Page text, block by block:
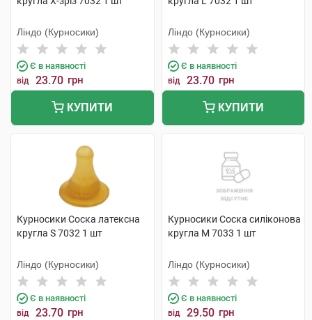
Ліндо (Курносики)
Є в наявності
від 23.70 грн
КУПИТИ
Ліндо (Курносики)
Є в наявності
від 23.70 грн
КУПИТИ
Курносики Соска латексна
кругла S 7032 1 шт
Ліндо (Курносики)
Є в наявності
від 23.70 грн
Курносики Соска силіконова
кругла M 7033 1 шт
Ліндо (Курносики)
Є в наявності
від 29.50 грн